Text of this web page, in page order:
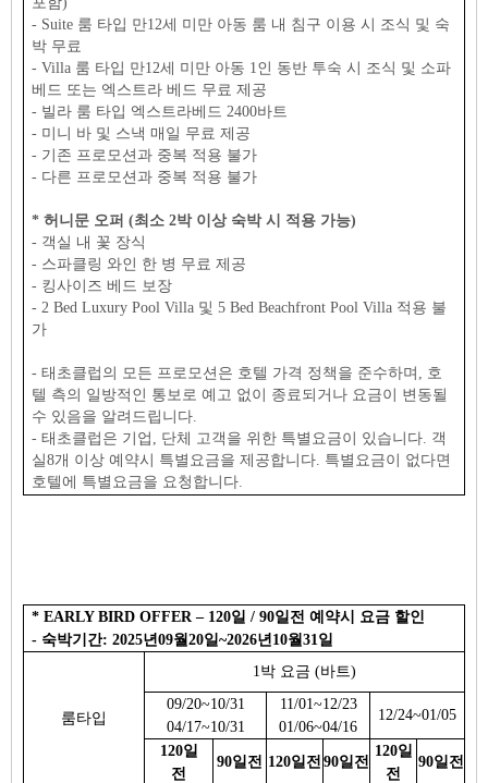
- Suite 룸 타입 만12세 미만 아동 룸 내 침구 이용 시 조식 및 숙
박 무료
- Villa 룸 타입 만12세 미만 아동 1인 동반 투숙 시 조식 및 소파
베드 또는 엑스트라 베드 무료 제공
- 빌라 룸 타입 엑스트라베드 2400바트
- 미니 바 및 스낵 매일 무료 제공
- 기존 프로모션과 중복 적용 불가
- 다른 프로모션과 중복 적용 불가
* 허니문 오퍼 (최소 2박 이상 숙박 시 적용 가능)
- 객실 내 꽃 장식
- 스파클링 와인 한 병 무료 제공
- 킹사이즈 베드 보장
- 2 Bed Luxury Pool Villa 및 5 Bed Beachfront Pool Villa 적용 불
가
- 태초클럽의 모든 프로모션은 호텔 가격 정책을 준수하며, 호
텔 측의 일방적인 통보로 예고 없이 종료되거나 요금이 변동될
수 있음을 알려드립니다.
- 태초클럽은 기업, 단체 고객을 위한 특별요금이 있습니다. 객
실8개 이상 예약시 특별요금을 제공합니다. 특별요금이 없다면
호텔에 특별요금을 요청합니다.
* EARLY BIRD OFFER – 120일 / 90일전 예약시 요금 할인
- 숙박기간: 2025년09월20일~2026년10월31일
룸타입
1박 요금 (바트)
09/20~10/31
04/17~10/31
11/01~12/23
01/06~04/16
12/24~01/05
120일
전
90일전 120일전 90일전
120일
전
90일전